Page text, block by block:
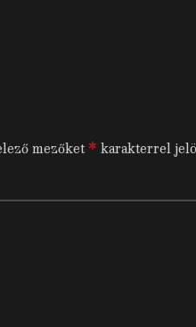
mezőket* karakterrel